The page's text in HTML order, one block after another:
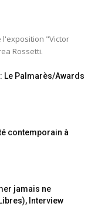
l'exposition "Victor
Rossetti.
Le Palmarès/Awards
contemporain à
jamais ne
Interview